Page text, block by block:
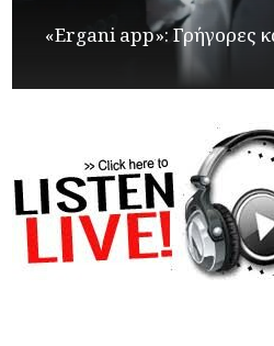
«Ergani app»: Γρήγορες